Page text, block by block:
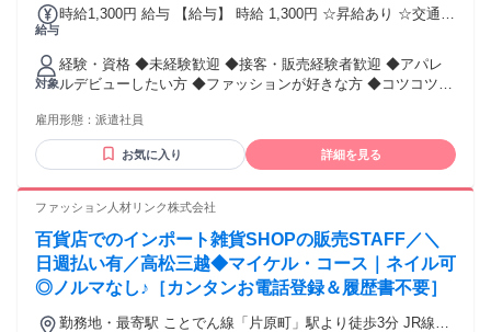
給与
時給1,300円 給与 【給与】 時給 1,300円 ☆昇給あり ☆交通費
し！≫ 【日・週払いOK】 急な出費も安心♪ 月に最大5回のお
給料日！ 毎週火曜日・金曜日に申請OK★
対象
経験・資格 ◆未経験歓迎 ◆接客・販売経験者歓迎 ◆アパレ
ルデビューしたい方 ◆ファッションが好きな方 ◆コツコツ作
◆18歳以上(残業の場合、深夜帯勤務の可能性あり、例外事由
2号による) ◆平日の早番勤務も可能な方 ◆未経験・初心者の
方 ◆主婦(主夫)・主夫の方 ◆フリーターの方 ◆外国籍の方 ◆
らの販売経験がある方
雇用形態： 派遣社員
お気に入り 詳細を見る
ファッション人材リンク株式会社
百貨店でのインポート雑貨SHOPの販売STAFF／＼
日週払い有／高松三越◆マイケル・コース｜ネイル可
◎ノルマなし♪［カンタンお電話登録＆履歴書不要］
勤務地・最寄駅 ことでん線「片原町」駅より徒歩3分 JR線